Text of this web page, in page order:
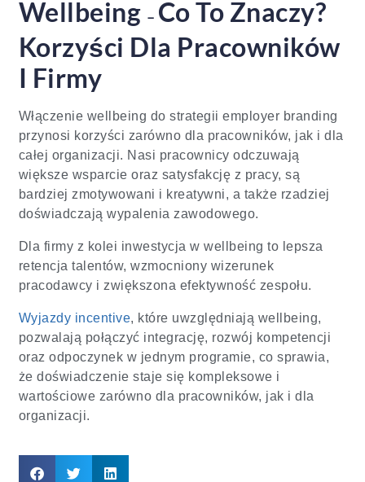
Wellbeing – Co To Znaczy?
Korzyści Dla Pracowników
I Firmy
Włączenie wellbeing do strategii employer branding
przynosi korzyści zarówno dla pracowników, jak i dla
całej organizacji. Nasi pracownicy odczuwają
większe wsparcie oraz satysfakcję z pracy, są
bardziej zmotywowani i kreatywni, a także rzadziej
doświadczają wypalenia zawodowego.
Dla firmy z kolei inwestycja w wellbeing to lepsza
retencja talentów, wzmocniony wizerunek
pracodawcy i zwiększona efektywność zespołu.
Wyjazdy incentive, które uwzględniają wellbeing,
pozwalają połączyć integrację, rozwój kompetencji
oraz odpoczynek w jednym programie, co sprawia,
że doświadczenie staje się kompleksowe i
wartościowe zarówno dla pracowników, jak i dla
organizacji.